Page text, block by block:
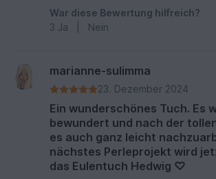
War diese Bewertung hilfreich?
3 Ja Nein
marianne-sulimma
23. Dezember 2024
Ein wunderschönes Tuch. Es
bewundert und nach der
es auch ganz leicht
nächstes Perleprojekt wird
das Eulentuch Hedwig ♡